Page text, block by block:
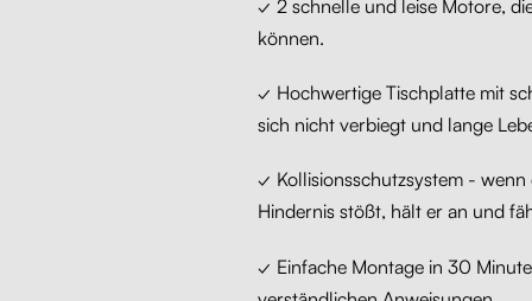
✓ 2 schnelle und leise Motore,
können.
✓ Hochwertige Tischplatte mit
sich nicht verbiegt und lange
✓ Kollisionsschutzsystem - wenn
Hindernis stößt, hält er an und
✓ Einfache Montage in 30